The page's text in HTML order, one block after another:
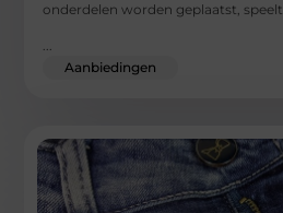
onderdelen worden geplaatst, speelt
Aanbiedingen